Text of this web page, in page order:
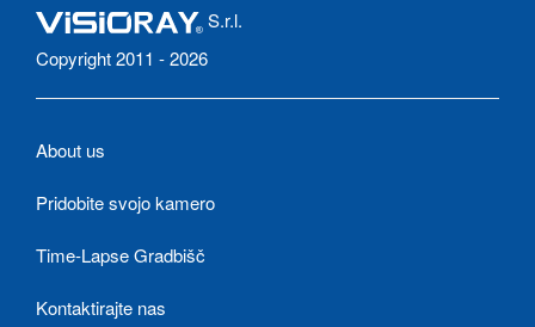
S.r.l.
Copyright 2011 - 2026
About us
Pridobite svojo kamero
Time-Lapse Gradbišč
Kontaktirajte nas